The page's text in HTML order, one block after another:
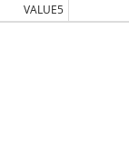
VALUE5